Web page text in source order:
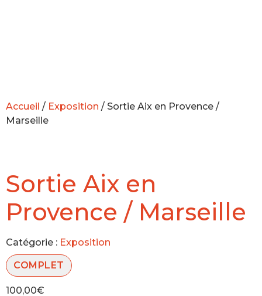
Accueil / Exposition / Sortie Aix en Provence /
Marseille
Sortie Aix en
Provence / Marseille
Catégorie : Exposition
COMPLET
100,00€